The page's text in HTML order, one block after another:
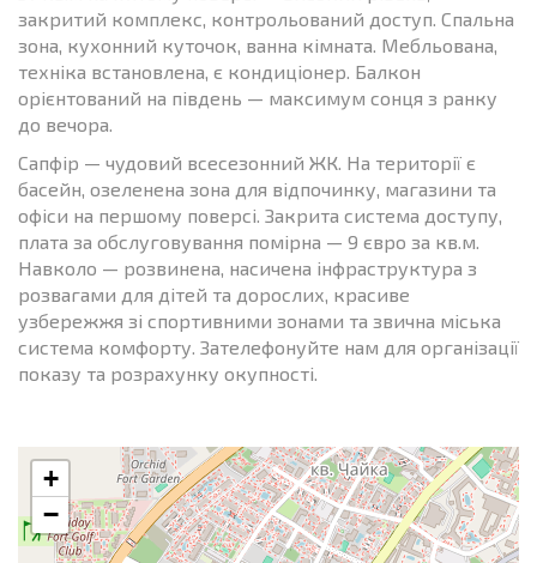
закритий комплекс, контрольований доступ. Спальна
зона, кухонний куточок, ванна кімната. Мебльована,
техніка встановлена, є кондиціонер. Балкон
орієнтований на південь — максимум сонця з ранку
до вечора.
Сапфір — чудовий всесезонний ЖК. На території є
басейн, озеленена зона для відпочинку, магазини та
офіси на першому поверсі. Закрита система доступу,
плата за обслуговування помірна — 9 євро за кв.м.
Навколо — розвинена, насичена інфраструктура з
розвагами для дітей та дорослих, красиве
узбережжя зі спортивними зонами та звична міська
система комфорту. Зателефонуйте нам для організації
показу та розрахунку окупності.
+
−